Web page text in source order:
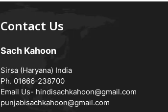
Contact Us
Sach Kahoon
Sirsa (Haryana) India
Ph. 01666-238700
Email Us- hindisachkahoon@gmail.com
punjabisachkahoon@gmail.com